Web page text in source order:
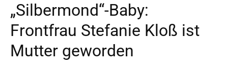
„Silbermond“-Baby:
Frontfrau Stefanie Kloß ist
Mutter geworden